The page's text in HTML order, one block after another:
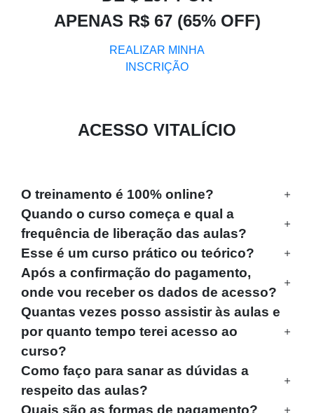
APENAS R$ 67 (65% OFF)
REALIZAR MINHA
INSCRIÇÃO
ACESSO VITALÍCIO
O treinamento é 100% online?
Quando o curso começa e qual a
frequência de liberação das aulas?
Esse é um curso prático ou teórico?
Após a confirmação do pagamento,
onde vou receber os dados de acesso?
Quantas vezes posso assistir às aulas e
por quanto tempo terei acesso ao
curso?
Como faço para sanar as dúvidas a
respeito das aulas?
Quais são as formas de pagamento?